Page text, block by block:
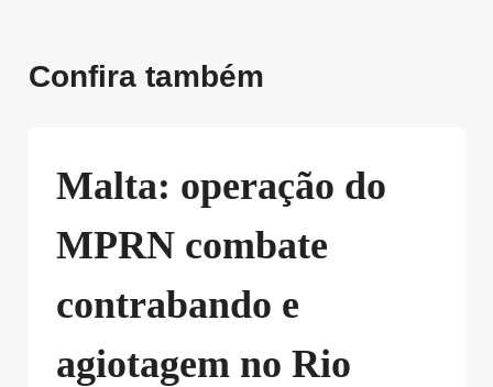
Confira também
Malta: operação do
MPRN combate
contrabando e
agiotagem no Rio